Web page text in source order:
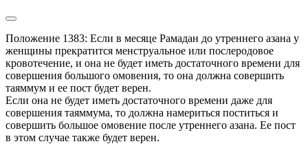
Положение 1383: Если в месяце Рамадан до утреннего азана у
женщины прекратится менструальное или послеродовое
кровотечение, и она не будет иметь достаточного времени для
совершения большого омовения, то она должна совершить
таяммум и ее пост будет верен.
Если она не будет иметь достаточного времени даже для
совершения таяммума, то должна намериться поститься и
совершить большое омовение после утреннего азана. Ее пост
в этом случае также будет верен.